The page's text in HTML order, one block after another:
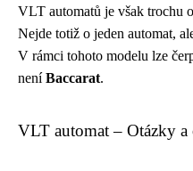
VLT automatů je však trochu
Nejde totiž o jeden automat,
V rámci tohoto modelu lze
neníBaccarat.
VLT automat – Otázky